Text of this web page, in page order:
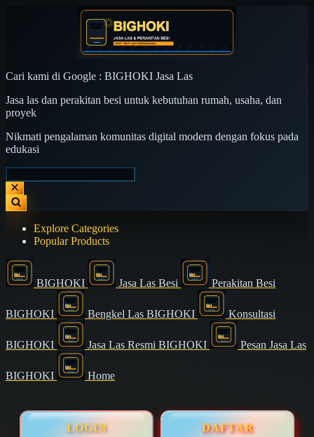
Cari kami di Google : BIGHOKI Jasa Las
Jasa las dan perakitan besi untuk kebutuhan rumah, usaha, dan
proyek
Nikmati pengalaman komunitas digital modern dengan fokus pada
edukasi
Explore Categories
Popular Products
BIGHOKI Jasa Las Besi Perakitan Besi
BIGHOKI Bengkel Las BIGHOKI Konsultasi
BIGHOKI Jasa Las Resmi BIGHOKI Pesan Jasa Las
BIGHOKI Home
LOGIN
DAFTAR